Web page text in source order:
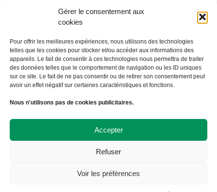
Gérer le consentement aux
cookies
Pour offrir les meilleures expériences, nous utilisons des technologies
telles que les cookies pour stocker et/ou accéder aux informations des
appareils. Le fait de consentir à ces technologies nous permettra de traiter
des données telles que le comportement de navigation ou les ID uniques
sur ce site. Le fait de ne pas consentir ou de retirer son consentement peut
avoir un effet négatif sur certaines caractéristiques et fonctions.
Nous n'utilisons pas de cookies publicitaires.
Accepter
Refuser
Voir les préférences
←Évènement précédent Évènement suivant→
108 avenue Victor Hugo
09 72 57 35 57
contact@abicyclette-tulle.fr
Copyright 2023 Association À Bicyclette
Politique de cookies